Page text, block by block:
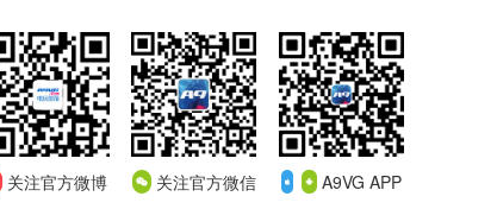
关注官方微博 关注官方微信 A9VG APP